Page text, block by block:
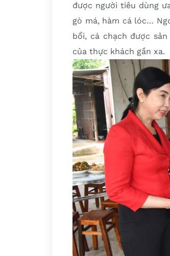
được người tiêu dùng
gò má, hàm cá lóc…
bổi, cá chạch được
của thực khách gần xa.